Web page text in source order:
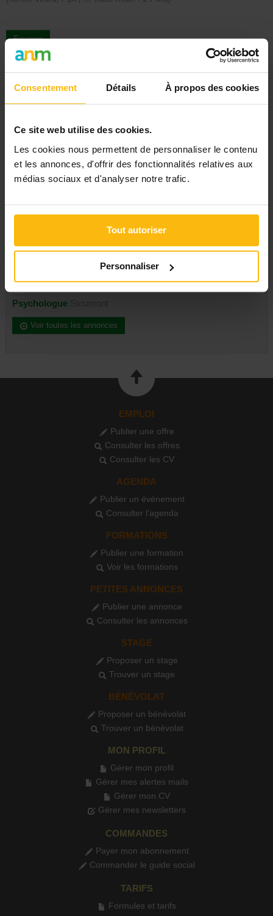
Consentement Détails À propos des cookies
Ce site web utilise des cookies.
Les cookies nous permettent de personnaliser le contenu
et les annonces, d'offrir des fonctionnalités relatives aux
médias sociaux et d'analyser notre trafic.
Tout autoriser
Personnaliser
Envoyer
PUBLIER UNE ANNONCE
AUTRES ANNONCES PSYCHOLOGUE
Psychologue Uccle
Psychologue
Voir toutes les annonces
EMPLOI
Publier une offre
Consulter les offres
Consulter les CV
AGENDA
Publier un événement
Consulter l'agenda
FORMATIONS
Publier une formation
Voir les formations
PETITES ANNONCES
Publier une annonce
Consulter les annonces
STAGE
Proposer un stage
Trouver un stage
BÉNÉVOLAT
Proposer un bénévolat
Trouver un bénévolat
MON PROFIL
Gérer mon profil
Gérer mes alertes mails
Gérer mon CV
Gérer mes newsletters
COMMANDES
Payer mon abonnement
Commander le guide social
TARIFS
Formules et tarifs